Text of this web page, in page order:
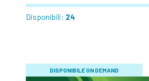
Disponibili: 24
DISPONIBILE ON DEMAND